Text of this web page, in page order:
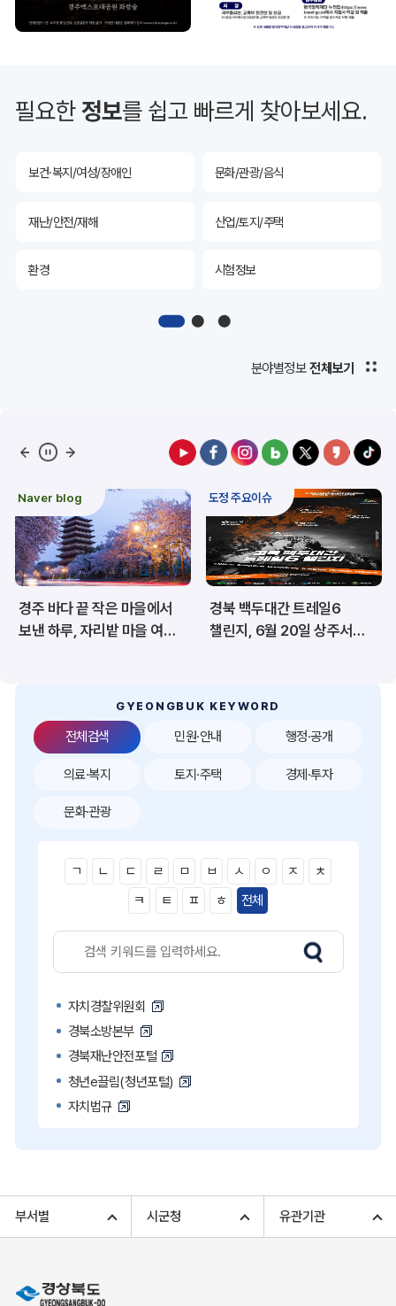
필요한정보를 쉽고 빠르게 찾아보세요.
투자유치 공공데이터&통계
산림 해양/수산
보건·복지/여성/장애인 문화/관광/음식
재난/안전/재해 산업/토지/주택
환경 시험정보
디지털아카이브
공공데이터&통계
산림 해양/수산
보건·복지/여성/장애인 문화/관광/음식
재난/안전/재해 산업/토지/주택
환경 시험정보
공공데이터&통계
분야별정보 전체보기
Naver blog
경주 바다 끝 작은 마을에서
보낸 하루, 자리밭 마을 여름
도정 주요이슈
경북 백두대간 트레일6
챌린지, 6월 20일 상주서
GYEONGBUK KEYWORD
전체검색
ㄱ ㄴ ㄷ ㄹ ㅁ ㅂ ㅅ ㅇ ㅈ
ㅊ
ㅋ
ㅌ ㅍ ㅎ 전체
자치경찰위원회
경북소방본부
경북재난안전포털
청년e끌림(청년포털)
자치법규
고향사랑기부 아너스 클럽
민원상담
민원·안내 행정·공개
의료·복지 토지·주택 경제·투자
문화·관광
부서별 시군청 유관기관